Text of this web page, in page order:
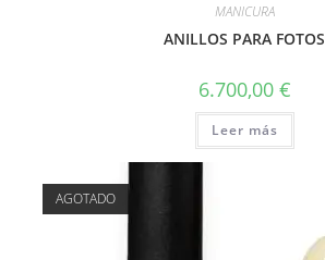
MANICURA
ANILLOS PARA FOTOS
6.700,00 €
Leer más
AGOTADO